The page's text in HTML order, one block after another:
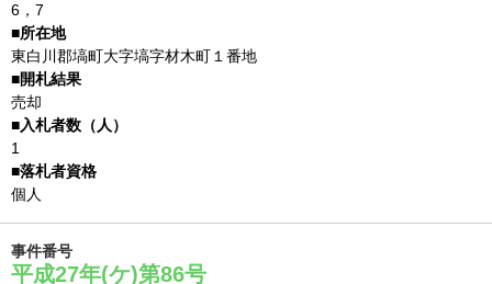
6，7
東白川郡塙町大字塙字材木町１番地
売却
1
個人
事件番号
平成27年(ケ)第86号